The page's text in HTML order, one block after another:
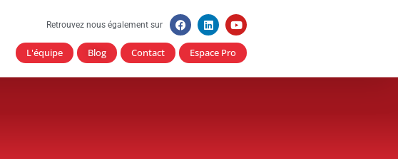
Retrouvez nous également sur
L'équipe Blog Contact Espace Pro